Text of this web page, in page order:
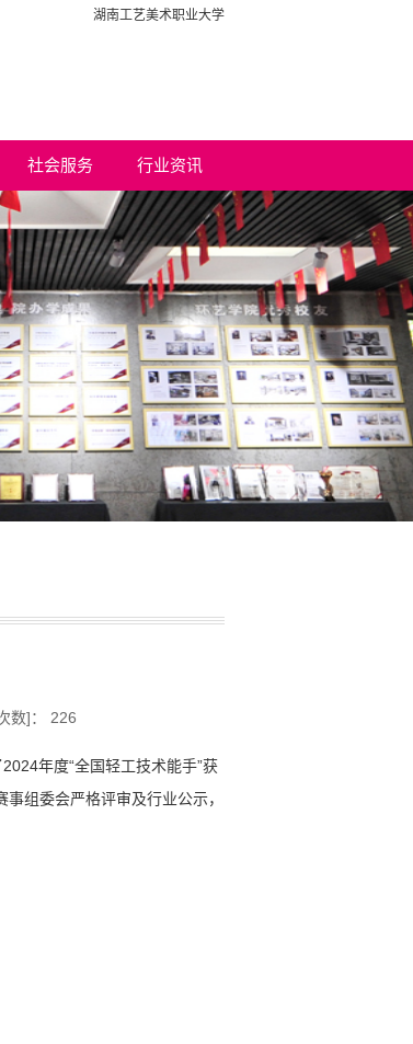
湖南工艺美术职业大学
社会服务 行业资讯
数]： 226
年度“全国轻工技术能手”获
组委会严格评审及行业公示，